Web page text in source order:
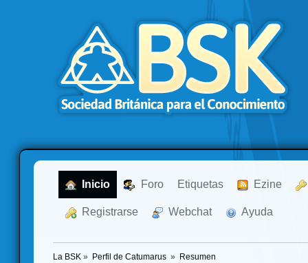
Inicio Foro Etiquetas Ezine
Registrarse Webchat Ayuda
La BSK » Perfil de Catumarus » Resumen